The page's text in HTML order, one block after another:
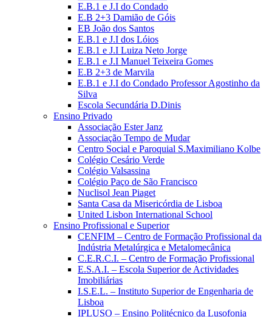
E.B.1 e J.I do Condado
E.B 2+3 Damião de Góis
EB João dos Santos
E.B.1 e J.I dos Lóios
E.B.1 e J.I Luiza Neto Jorge
E.B.1 e J.I Manuel Teixeira Gomes
E.B 2+3 de Marvila
E.B.1 e J.I do Condado Professor Agostinho da
Silva
Escola Secundária D.Dinis
Ensino Privado
Associação Ester Janz
Associação Tempo de Mudar
Centro Social e Paroquial S.Maximiliano Kolbe
Colégio Cesário Verde
Colégio Valsassina
Colégio Paço de São Francisco
Nuclisol Jean Piaget
Santa Casa da Misericórdia de Lisboa
United Lisbon International School
Ensino Profissional e Superior
CENFIM – Centro de Formação Profissional da
Indústria Metalúrgica e Metalomecânica
C.E.R.C.I. – Centro de Formação Profissional
E.S.A.I. – Escola Superior de Actividades
Imobiliárias
I.S.E.L. – Instituto Superior de Engenharia de
Lisboa
IPLUSO – Ensino Politécnico da Lusofonia